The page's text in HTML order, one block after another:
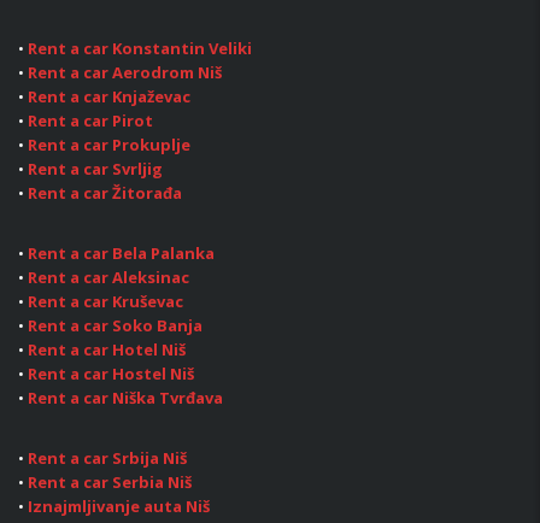
• Rent a car Konstantin Veliki
• Rent a car Aerodrom Niš
• Rent a car Knjaževac
• Rent a car Pirot
• Rent a car Prokuplje
• Rent a car Svrljig
• Rent a car Žitorađa
• Rent a car Bela Palanka
• Rent a car Aleksinac
• Rent a car Kruševac
• Rent a car Soko Banja
• Rent a car Hotel Niš
• Rent a car Hostel Niš
• Rent a car Niška Tvrđava
• Rent a car Srbija Niš
• Rent a car Serbia Niš
• Iznajmljivanje auta Niš